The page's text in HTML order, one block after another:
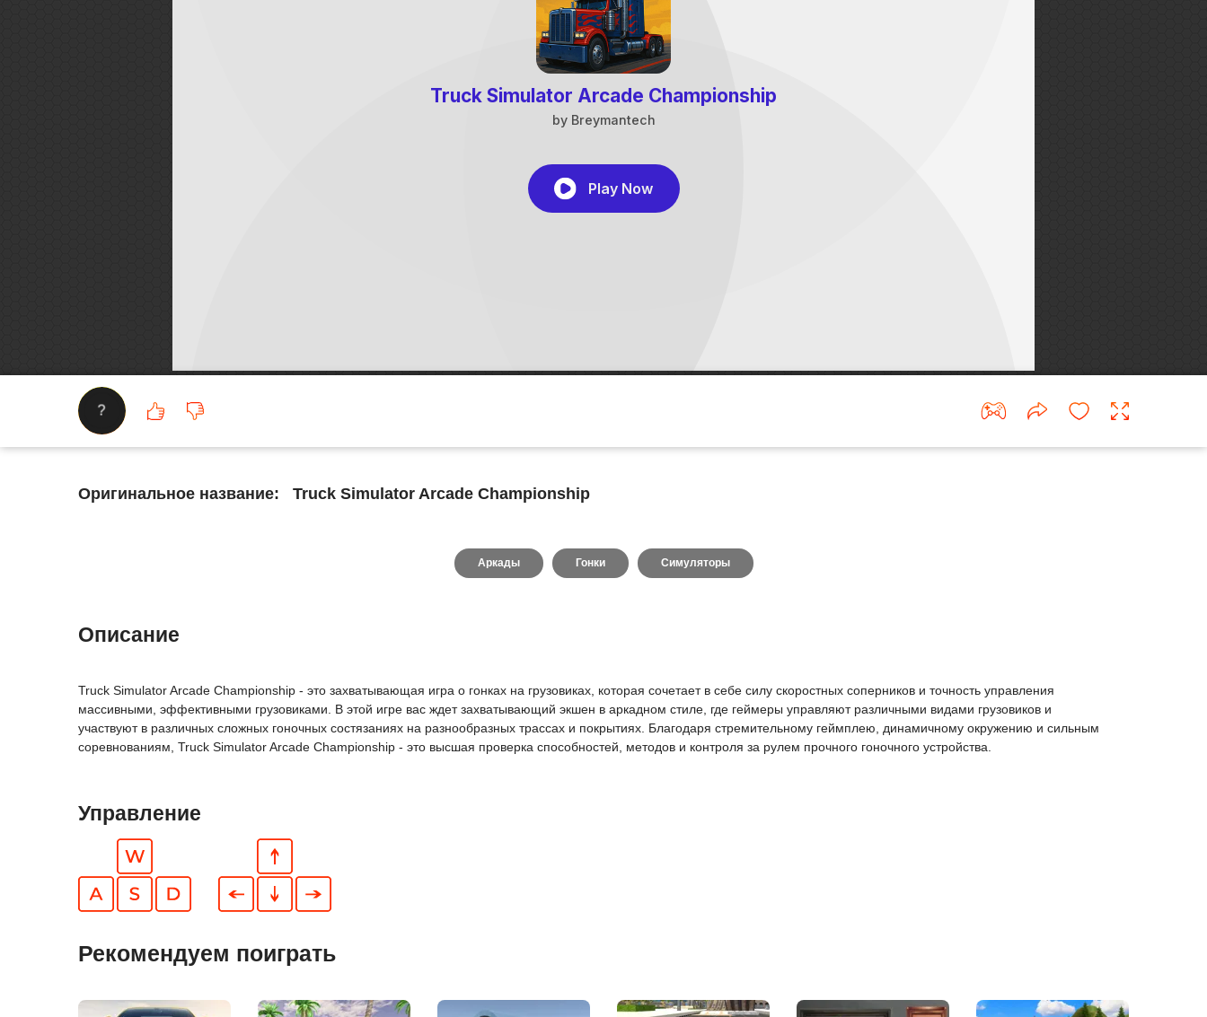
?
Оригинальное название: Truck Simulator Arcade Championship
Аркады Гонки Симуляторы
Описание
Truck Simulator Arcade Championship - это захватывающая игра о гонках на грузовиках, которая сочетает в себе силу скоростных соперников и точность управления
массивными, эффективными грузовиками. В этой игре вас ждет захватывающий экшен в аркадном стиле, где геймеры управляют различными видами грузовиков и
участвуют в различных сложных гоночных состязаниях на разнообразных трассах и покрытиях. Благодаря стремительному геймплею, динамичному окружению и сильным
соревнованиям, Truck Simulator Arcade Championship - это высшая проверка способностей, методов и контроля за рулем прочного гоночного устройства.
Управление
Рекомендуем поиграть